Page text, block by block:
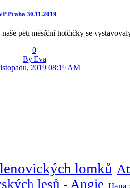
Praha 30.11.2019
pěti měsíční holčičky se
0
By Eva
2019 08:19 AM
lomků
lesů - Angie Hana